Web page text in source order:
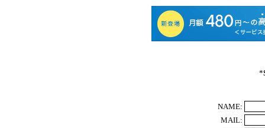
*
NAME:
MAIL: